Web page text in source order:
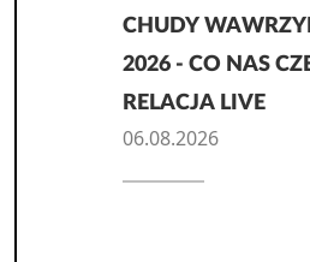
CHUDY
2026 - CO NAS
RELACJA LIVE
06.08.2026